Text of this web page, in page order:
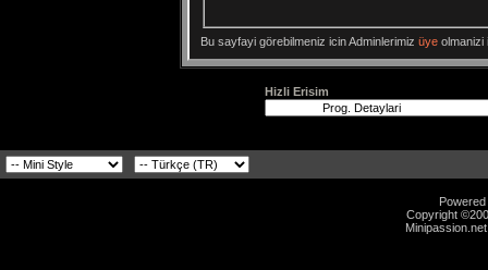
Bu sayfayi görebilmeniz icin Adminlerimiz üyeolmanizi
Hizli Erisim
Copyright